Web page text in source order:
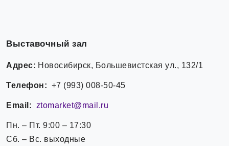
Выставочный зал
Адрес: Новосибирск, Большевистская ул., 132/1
Телефон: +7 (993) 008-50-45
Email: ztomarket@mail.ru
Пн. – Пт. 9:00 – 17:30
Сб. – Вс. выходные